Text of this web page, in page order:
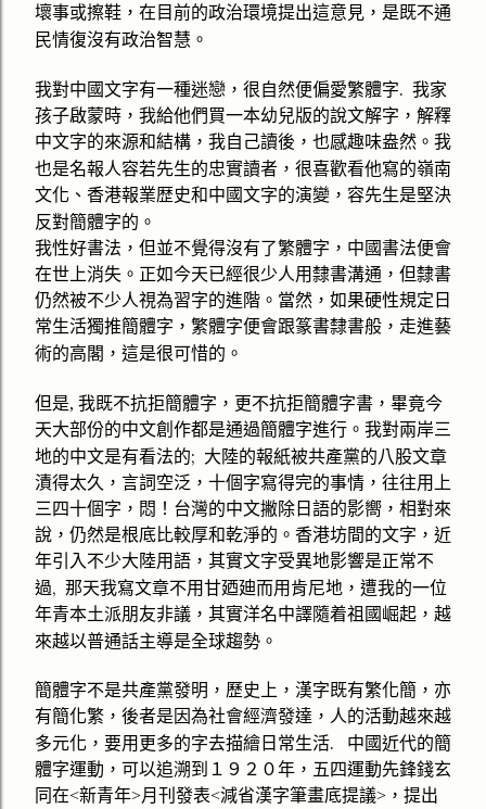
壞事或擦鞋，在目前的政治環境提出這意見，是既不通
民情復沒有政治智慧。
我對中國文字有一種迷戀，很自然便偏愛繁體字. 我家
孩子啟蒙時，我給他們買一本幼兒版的說文解字，解釋
中文字的來源和結構，我自己讀後，也感趣味盎然。我
也是名報人容若先生的忠實讀者，很喜歡看他寫的嶺南
文化、香港報業歴史和中國文字的演變，容先生是堅決
反對簡體字的。
我性好書法，但並不覺得沒有了繁體字，中國書法便會
在世上消失。正如今天已經很少人用隸書溝通，但隸書
仍然被不少人視為習字的進階。當然，如果硬性規定日
常生活獨推簡體字，繁體字便會跟篆書隸書般，走進藝
術的高閣，這是很可惜的。
但是, 我既不抗拒簡體字，更不抗拒簡體字書，畢竟今
天大部份的中文創作都是通過簡體字進行。我對兩岸三
地的中文是有看法的; 大陸的報紙被共產黨的八股文章
漬得太久，言詞空泛，十個字寫得完的事情，往往用上
三四十個字，悶！台灣的中文撇除日語的影嚮，相對來
說，仍然是根底比較厚和乾淨的。香港坊間的文字，近
年引入不少大陸用語，其實文字受異地影響是正常不
過, 那天我寫文章不用甘廼廸而用肯尼地，遭我的一位
年青本土派朋友非議，其實洋名中譯隨着祖國崛起，越
來越以普通話主導是全球趨勢。
簡體字不是共產黨發明，歷史上，漢字既有繁化簡，亦
有簡化繁，後者是因為社會經濟發達，人的活動越來越
多元化，要用更多的字去描繪日常生活.
中國近代的簡
體字運動，可以追溯到１９２０年，五四運動先鋒錢玄
同在<新青年>月刊發表<減省漢字筆畫底提議> ，提出